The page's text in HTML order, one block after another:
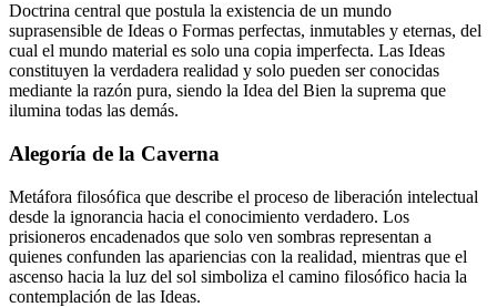
Doctrina central que postula la existencia de un mundo
suprasensible de Ideas o Formas perfectas, inmutables y eternas, del
cual el mundo material es solo una copia imperfecta. Las Ideas
constituyen la verdadera realidad y solo pueden ser conocidas
mediante la razón pura, siendo la Idea del Bien la suprema que
ilumina todas las demás.
Alegoría de la Caverna
Metáfora filosófica que describe el proceso de liberación intelectual
desde la ignorancia hacia el conocimiento verdadero. Los
prisioneros encadenados que solo ven sombras representan a
quienes confunden las apariencias con la realidad, mientras que el
ascenso hacia la luz del sol simboliza el camino filosófico hacia la
contemplación de las Ideas.